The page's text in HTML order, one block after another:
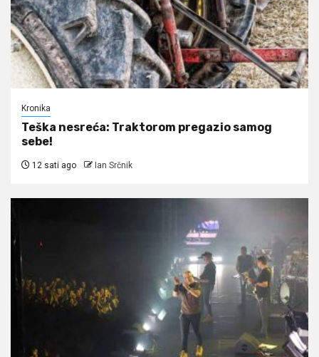
Kronika
Teška nesreća: Traktorom pregazio samog
sebe!
12 sati ago Ian Srčnik